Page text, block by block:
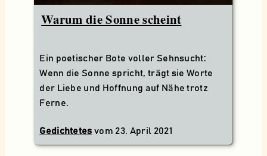
Warum die Sonne scheint
Ein poetischer Bote voller Sehnsucht:
Wenn die Sonne spricht, trägt sie Worte
der Liebe und Hoffnung auf Nähe trotz
Ferne.
Gedichtetes vom 23. April 2021